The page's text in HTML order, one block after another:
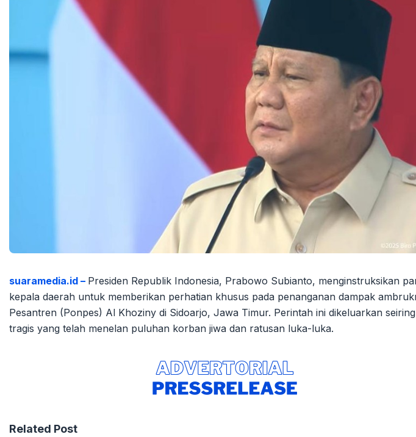
suaramedia.id – Presiden Republik Indonesia, Prabowo Subianto, menginstruksikan
kepala daerah untuk memberikan perhatian khusus pada penanganan dampak
Pesantren (Ponpes) Al Khoziny di Sidoarjo, Jawa Timur. Perintah ini dikeluarkan
tragis yang telah menelan puluhan korban jiwa dan ratusan luka-luka.
Related Post